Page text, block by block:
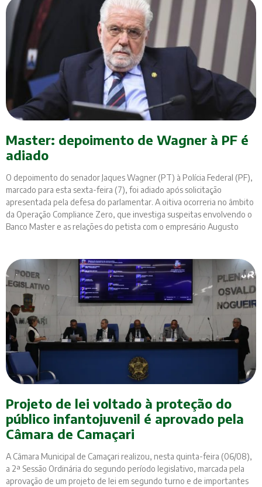
Master: depoimento de Wagner à PF é
adiado
O depoimento do senador Jaques Wagner (PT) à Polícia Federal (PF),
marcado para esta sexta-feira (7), foi adiado após solicitação
apresentada pela defesa do parlamentar. A oitiva ocorreria no âmbito
da Operação Compliance Zero, que investiga suspeitas envolvendo o
Banco Master e as relações do petista com o empresário Augusto
Projeto de lei voltado à proteção do
público infantojuvenil é aprovado pela
Câmara de Camaçari
A Câmara Municipal de Camaçari realizou, nesta quinta-feira (06/08),
a 2ª Sessão Ordinária do segundo período legislativo, marcada pela
aprovação de um projeto de lei em segundo turno e de importantes